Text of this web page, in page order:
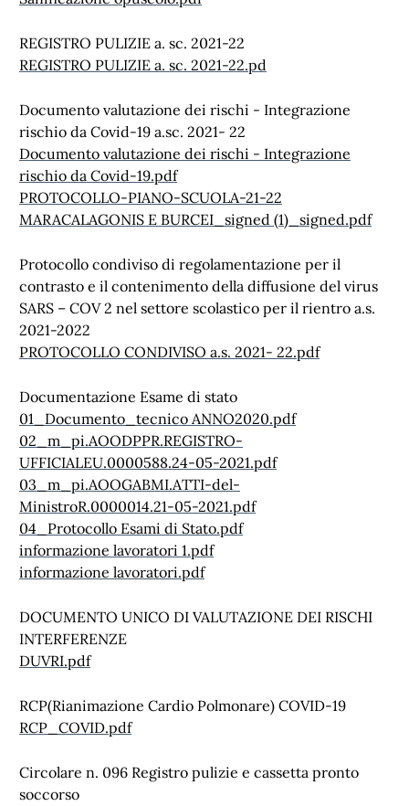
REGISTRO PULIZIE a. sc. 2021-22
REGISTRO PULIZIE a. sc. 2021-22.pd
Documento valutazione dei rischi - Integrazione
rischio da Covid-19 a.sc. 2021- 22
Documento valutazione dei rischi - Integrazione
rischio da Covid-19.pdf
PROTOCOLLO-PIANO-SCUOLA-21-22
MARACALAGONIS E BURCEI_signed (1)_signed.pdf
Protocollo condiviso di regolamentazione per il
contrasto e il contenimento della diffusione del virus
SARS – COV 2 nel settore scolastico per il rientro a.s.
2021-2022
PROTOCOLLO CONDIVISO a.s. 2021- 22.pdf
Documentazione Esame di stato
01_Documento_tecnico ANNO2020.pdf
02_m_pi.AOODPPR.REGISTRO-
UFFICIALEU.0000588.24-05-2021.pdf
03_m_pi.AOOGABMI.ATTI-del-
MinistroR.0000014.21-05-2021.pdf
04_Protocollo Esami di Stato.pdf
informazione lavoratori 1.pdf
informazione lavoratori.pdf
DOCUMENTO UNICO DI VALUTAZIONE DEI RISCHI
INTERFERENZE
DUVRI.pdf
RCP(Rianimazione Cardio Polmonare) COVID-19
RCP_COVID.pdf
Circolare n. 096 Registro pulizie e cassetta pronto
soccorso